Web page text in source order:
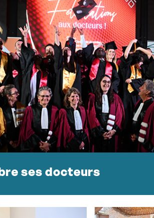
ses docteurs